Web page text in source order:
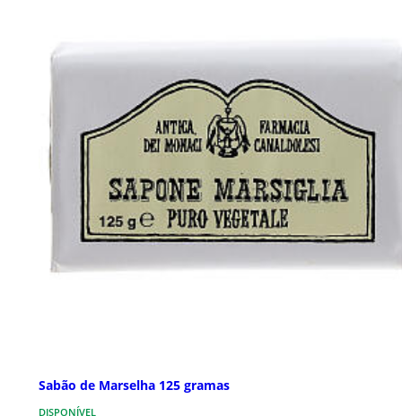
Sabão de Marselha 125 gramas
DISPONÍVEL